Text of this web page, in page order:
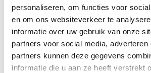
personaliseren, om functies voor
en om ons websiteverkeer te
informatie over uw gebruik van onze
partners voor social media, adverteren
partners kunnen deze gegevens
informatie die u aan ze heeft verstrekt